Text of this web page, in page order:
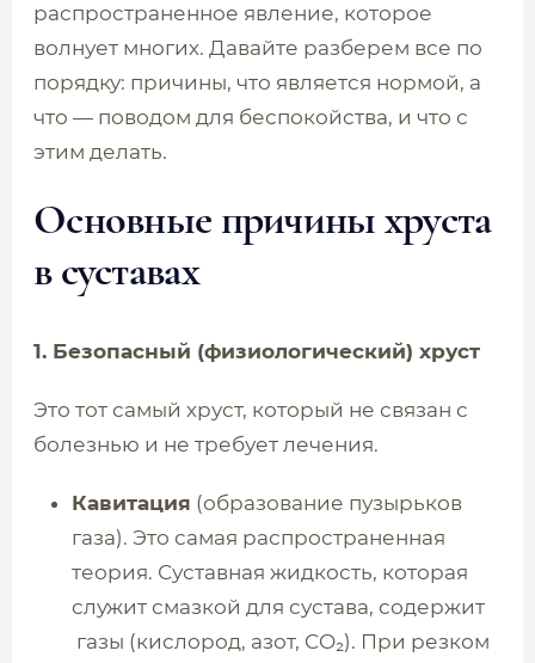
распространенное явление, которое
волнует многих. Давайте разберем все по
порядку: причины, что является нормой, а
что — поводом для беспокойства, и что с
этим делать.
Основные причины хруста
в суставах
1. Безопасный (физиологический) хруст
Это тот самый хруст, который не связан с
болезнью и не требует лечения.
Кавитация (образование пузырьков
газа). Это самая распространенная
теория. Суставная жидкость, которая
служит смазкой для сустава, содержит
газы (кислород, азот, CO₂). При резком